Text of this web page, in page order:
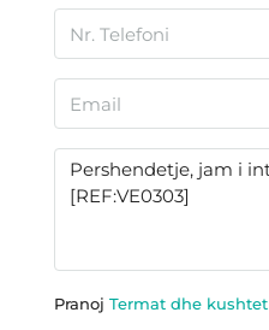
Pranoj Termat dhe kushtet